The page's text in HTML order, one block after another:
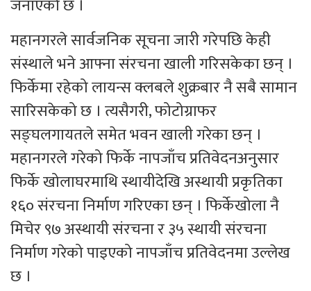
जनाएको छ ।
महानगरले सार्वजनिक सूचना जारी गरेपछि केही
संस्थाले भने आफ्ना संरचना खाली गरिसकेका छन् ।
फिर्केमा रहेको लायन्स क्लबले शुक्रबार नै सबै सामान
सारिसकेको छ । त्यसैगरी, फोटोग्राफर
सङ्घलगायतले समेत भवन खाली गरेका छन् ।
महानगरले गरेको फिर्के नापजाँच प्रतिवेदनअनुसार
फिर्के खोलाघरमाथि स्थायीदेखि अस्थायी प्रकृतिका
१६० संरचना निर्माण गरिएका छन् । फिर्केखोला नै
मिचेर ९७ अस्थायी संरचना र ३५ स्थायी संरचना
निर्माण गरेको पाइएको नापजाँच प्रतिवेदनमा उल्लेख
छ ।